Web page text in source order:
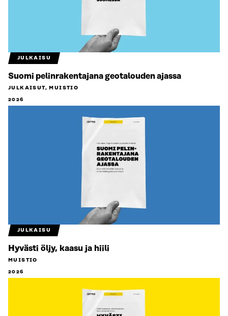
JULKAISU
Suomi pelinrakentajana geotalouden ajassa
JULKAISUT, MUISTIO
2026
JULKAISU
Hyvästi öljy, kaasu ja hiili
MUISTIO
2026